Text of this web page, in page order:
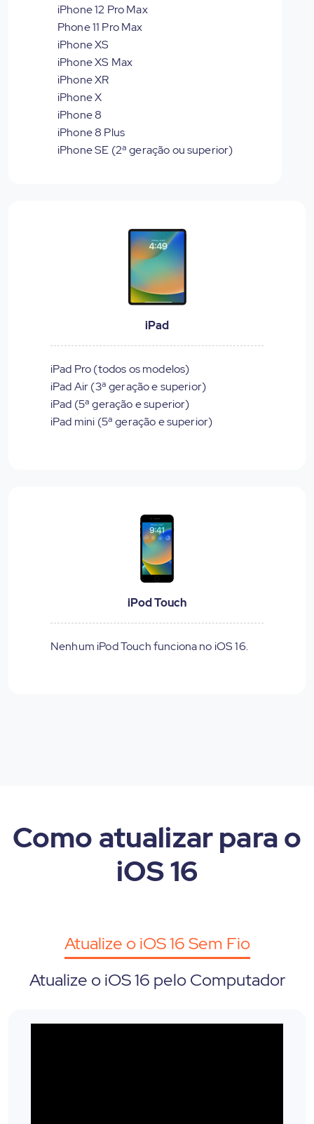
iPhone 12 Pro Max
Phone 11 Pro Max
iPhone XS
iPhone XS Max
iPhone XR
iPhone X
iPhone 8
iPhone 8 Plus
iPhone SE (2ª geração ou superior)
iPad
iPad Pro (todos os modelos)
iPad Air (3ª geração e superior)
iPad (5ª geração e superior)
iPad mini (5ª geração e superior)
iPod Touch
Nenhum iPod Touch funciona no iOS 16.
Como atualizar para o
iOS 16
Atualize o iOS 16 Sem Fio
Atualize o iOS 16 pelo Computador